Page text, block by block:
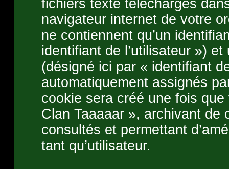
fichiers texte téléchargés
navigateur internet de votre
ne contiennent qu’un
identifiant de l’utilisateur »)
(désigné ici par « identifiant
automatiquement assignés
cookie sera créé une fois
Clan Taaaaar », archivant
consultés et permettant
tant qu’utilisateur.